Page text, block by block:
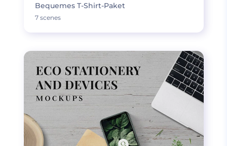
Bequemes T-Shirt-Paket
7 scenes